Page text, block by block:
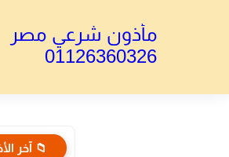
مأذون شرعي مصر
01126360326
📁 آخر